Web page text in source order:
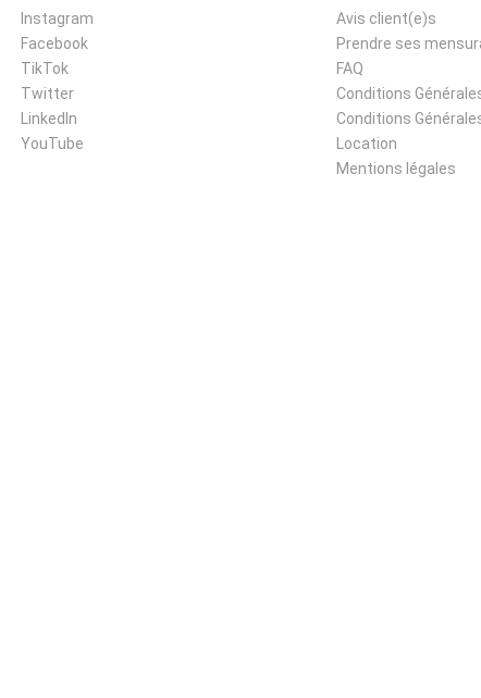
Instagram
Facebook
TikTok
Twitter
LinkedIn
YouTube
Avis client(e)s
Prendre ses
FAQ
Conditions
Conditions
Location
Mentions légales